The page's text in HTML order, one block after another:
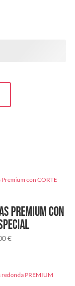
Premium con
€